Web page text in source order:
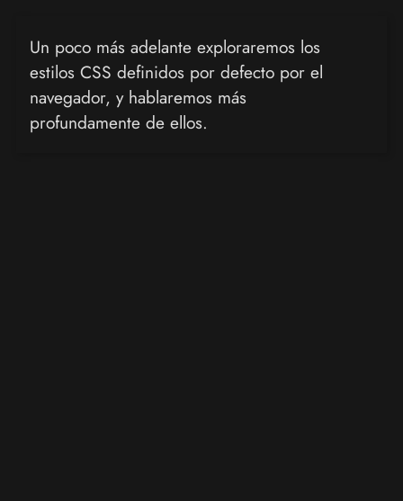
Un poco más adelante exploraremos los
estilos CSS definidos por defecto por el
navegador, y hablaremos más
profundamente de ellos.